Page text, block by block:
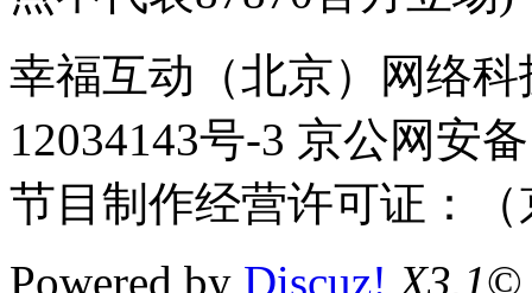
幸福互动（北京）网络
12034143号-3 京公网安
节目制作经营许可证：（
Powered by Discuz! X3.1©